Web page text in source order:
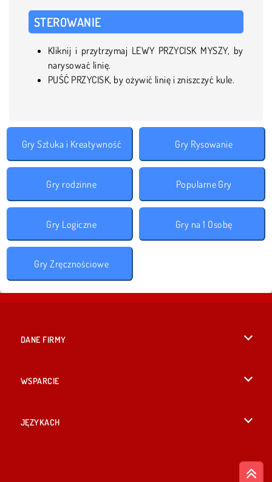
STEROWANIE
Kliknij i przytrzymaj LEWY PRZYCISK MYSZY, by
narysować linię.
PUŚĆ PRZYCISK, by ożywić linię i zniszczyć kule.
Gry Sztuka i Kreatywność Gry Rysowanie
Gry rodzinne Popularne Gry
Gry Logiczne Gry na 1 Osobę
Gry Zręcznościowe
DANE FIRMY
WSPARCIE
JĘZYKACH